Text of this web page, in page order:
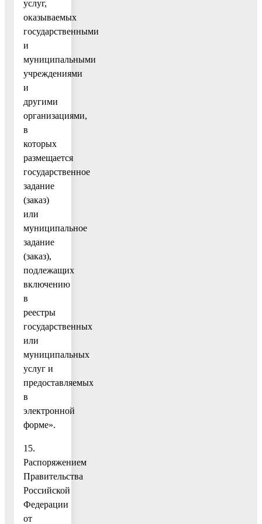
услуг,
оказываемых
государственными
и
муниципальными
учреждениями
и
другими
организациями,
в
которых
размещается
государственное
задание
(заказ)
или
муниципальное
задание
(заказ),
подлежащих
включению
в
реестры
государственных
или
муниципальных
услуг и
предоставляемых
в
электронной
форме».
15.
Распоряжением
Правительства
Российской
Федерации
от